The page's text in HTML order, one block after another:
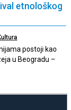
etnološkog
postoji kao
u Beogradu –